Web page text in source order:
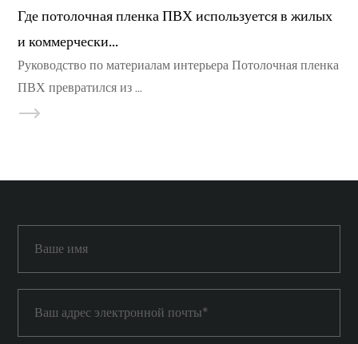
пленка ПВХ используется в жилых
интерьера Потолочная пленка
из ...
Что делает
Руководство